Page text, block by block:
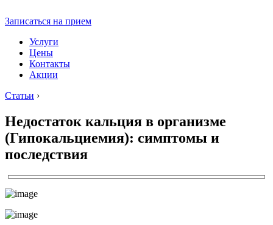
Записаться на прием
Услуги
Цены
Контакты
Акции
Статьи ›
Недостаток кальция в организме
(Гипокальциемия): симптомы и
последствия